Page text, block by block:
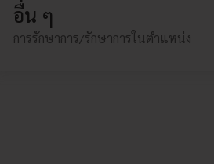
อื่น ๆ
การรักษาการ/รักษาการในตำแหน่ง
รายละเอียด...